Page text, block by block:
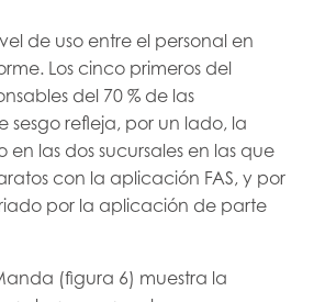
de uso entre el personal en
Los cinco primeros del
del 70 % de las
sesgo refleja, por un lado, la
las dos sucursales en las que
con la aplicación FAS, y por
por la aplicación de parte
(figura 6) muestra la